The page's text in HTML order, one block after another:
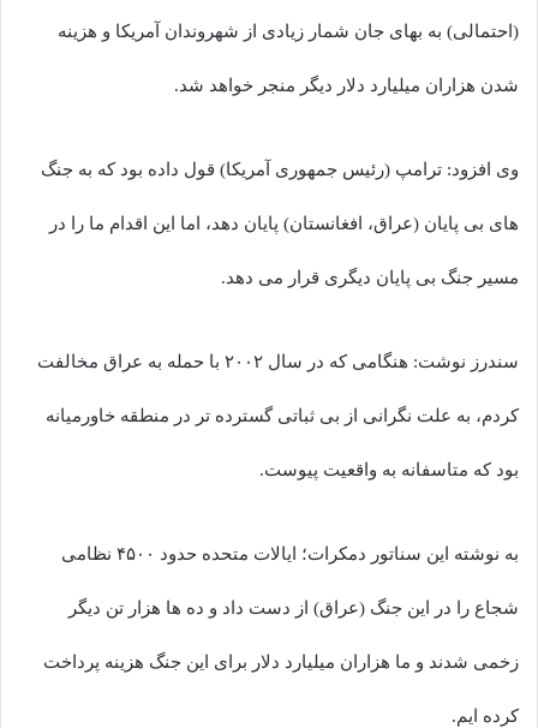
(احتمالی) به بهای جان شمار زیادی از شهروندان آمریکا و هزینه
شدن هزاران میلیارد دلار دیگر منجر خواهد شد.
وی افزود: ترامپ (رئیس جمهوری آمریکا) قول داده بود که به جنگ
های بی پایان (عراق، افغانستان) پایان دهد، اما این اقدام ما را در
مسیر جنگ بی پایان دیگری قرار می دهد.
سندرز نوشت: هنگامی که در سال ۲۰۰۲ با حمله به عراق مخالفت
کردم، به علت نگرانی از بی ثباتی گسترده تر در منطقه خاورمیانه
بود که متاسفانه به واقعیت پیوست.
به نوشته این سناتور دمکرات؛ ایالات متحده حدود ۴۵۰۰ نظامی
شجاع را در این جنگ (عراق) از دست داد و ده ها هزار تن دیگر
زخمی شدند و ما هزاران میلیارد دلار برای این جنگ هزینه پرداخت
کرده ایم.